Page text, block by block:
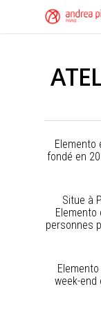
Elemento
fondé en
Situe à
Elemento
personnes
week-